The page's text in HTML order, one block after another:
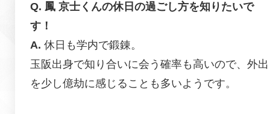
鳳 京士くんの休日の過ごし方を知りたいで
す！
休日も学内で鍛錬。
玉阪出身で知り合いに会う確率も高いので、外出
を少し億劫に感じることも多いようです。